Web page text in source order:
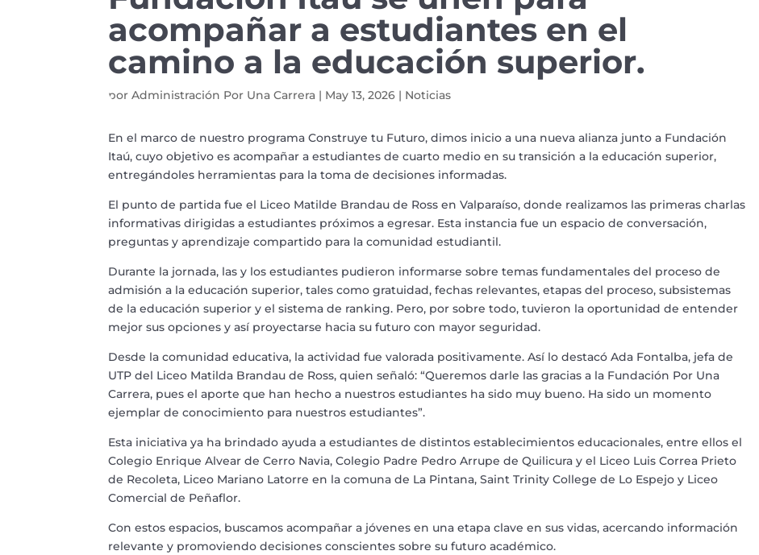
acompañar a estudiantes en el
camino a la educación superior.
porAdministración Por Una Carrera | May 13, 2026 | Noticias
En el marco de nuestro programa Construye tu Futuro, dimos inicio a una nueva alianza junto a Fundación
Itaú, cuyo objetivo es acompañar a estudiantes de cuarto medio en su transición a la educación superior,
entregándoles herramientas para la toma de decisiones informadas.
El punto de partida fue el Liceo Matilde Brandau de Ross en Valparaíso, donde realizamos las primeras charlas
informativas dirigidas a estudiantes próximos a egresar. Esta instancia fue un espacio de conversación,
preguntas y aprendizaje compartido para la comunidad estudiantil.
Durante la jornada, las y los estudiantes pudieron informarse sobre temas fundamentales del proceso de
admisión a la educación superior, tales como gratuidad, fechas relevantes, etapas del proceso, subsistemas
de la educación superior y el sistema de ranking. Pero, por sobre todo, tuvieron la oportunidad de entender
mejor sus opciones y así proyectarse hacia su futuro con mayor seguridad.
Desde la comunidad educativa, la actividad fue valorada positivamente. Así lo destacó Ada Fontalba, jefa de
UTP del Liceo Matilda Brandau de Ross, quien señaló: “Queremos darle las gracias a la Fundación Por Una
Carrera, pues el aporte que han hecho a nuestros estudiantes ha sido muy bueno. Ha sido un momento
ejemplar de conocimiento para nuestros estudiantes”.
Esta iniciativa ya ha brindado ayuda a estudiantes de distintos establecimientos educacionales, entre ellos el
Colegio Enrique Alvear de Cerro Navia, Colegio Padre Pedro Arrupe de Quilicura y el Liceo Luis Correa Prieto
de Recoleta, Liceo Mariano Latorre en la comuna de La Pintana, Saint Trinity College de Lo Espejo y Liceo
Comercial de Peñaflor.
Con estos espacios, buscamos acompañar a jóvenes en una etapa clave en sus vidas, acercando información
relevante y promoviendo decisiones conscientes sobre su futuro académico.